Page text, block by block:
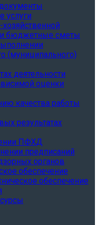
услуги
бюджетные сметы
(муниципального)
деятельности
оценки
качества работы
результатах
ПФХД
предписаний
органов
обеспечение
обеспечение